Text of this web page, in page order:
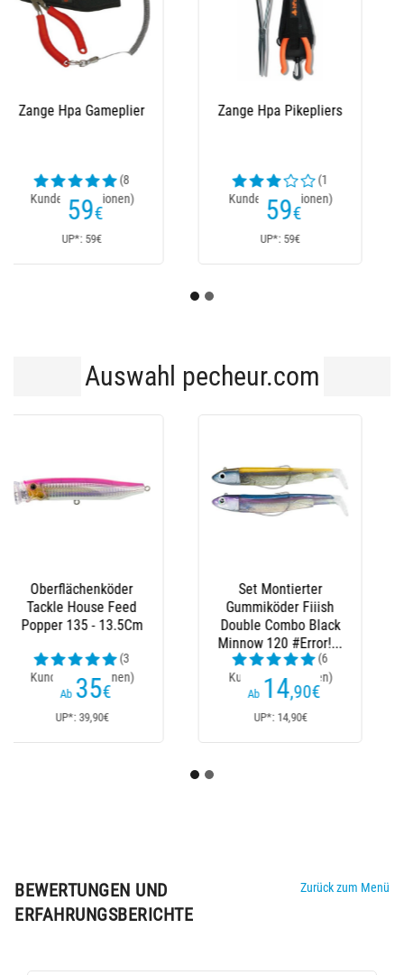
Zange Owner Game
Auswahl pecheur.com
Sprengringe Decoy
Split Ring
(3
Kundenrezensionen)
BEWERTUNGEN UND
ERFAHRUNGSBERICHTE
Zurück zum Menü